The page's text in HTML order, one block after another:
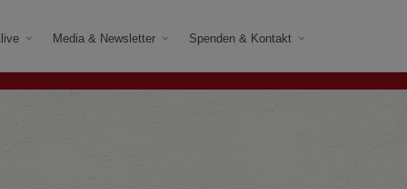
Media & Newsletter Spenden & Kontakt